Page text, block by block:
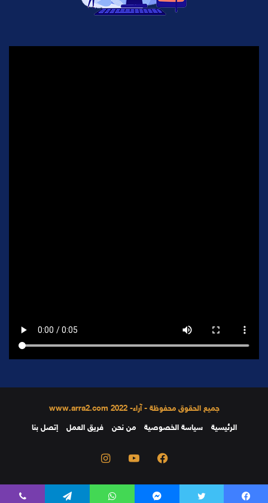
جميع الحقوق محفوظة - آراء- 2022 www.arra2.com
الرئيسية
سياسة الخصوصية من نحن فريق العمل إتصل بنا
فيسبوك يوتيوب